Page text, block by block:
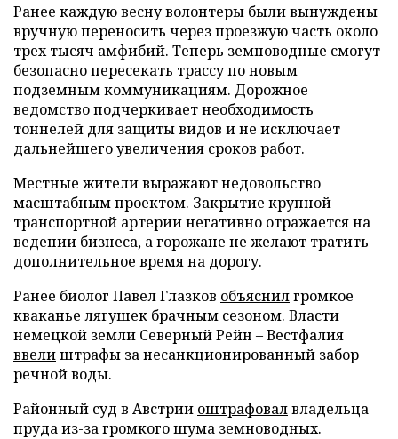
Ранее каждую весну волонтеры были вынуждены
вручную переносить через проезжую часть около
трех тысяч амфибий. Теперь земноводные смогут
безопасно пересекать трассу по новым
подземным коммуникациям. Дорожное
ведомство подчеркивает необходимость
тоннелей для защиты видов и не исключает
дальнейшего увеличения сроков работ.
Местные жители выражают недовольство
масштабным проектом. Закрытие крупной
транспортной артерии негативно отражается на
ведении бизнеса, а горожане не желают тратить
дополнительное время на дорогу.
Ранее биолог Павел Глазков объяснилгромкое
кваканье лягушек брачным сезоном. Власти
немецкой земли Северный Рейн – Вестфалия
ввелиштрафы за несанкционированный забор
речной воды.
Районный суд в Австрии оштрафовалвладельца
пруда из-за громкого шума земноводных.